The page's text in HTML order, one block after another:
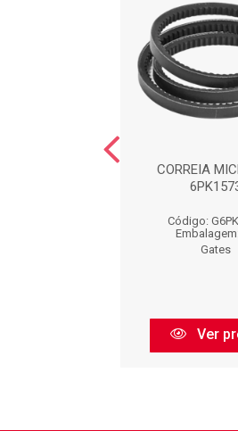
CORREIA
Código:
Gates
Ver